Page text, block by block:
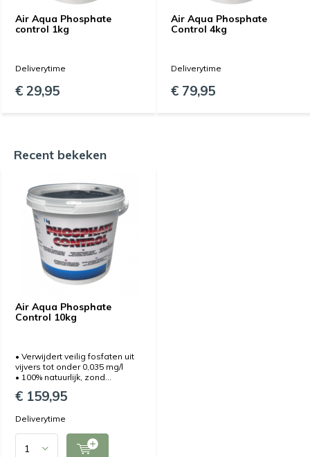
Air Aqua Phosphate
control 1kg
Deliverytime
€ 29,95
Air Aqua Phosphate
Control 4kg
Deliverytime
€ 79,95
Recent bekeken
Air Aqua Phosphate
Control 10kg
• Verwijdert veilig fosfaten uit
vijvers tot onder 0,035 mg/l
• 100% natuurlijk, zond...
€ 159,95
Deliverytime